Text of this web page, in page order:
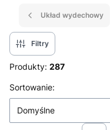
Układ wydechowy
Filtry
Produkty: 287
Lista produktów
Sortowanie:
Domyślne